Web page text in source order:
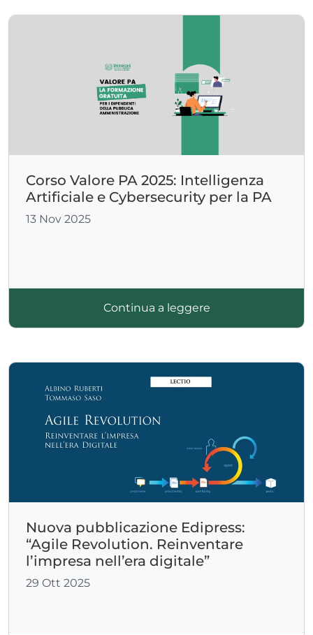
Corso Valore PA 2025: Intelligenza
Artificiale e Cybersecurity per la PA
13 Nov 2025
Continua a leggere
Nuova pubblicazione Edipress:
“Agile Revolution. Reinventare
l’impresa nell’era digitale”
29 Ott 2025